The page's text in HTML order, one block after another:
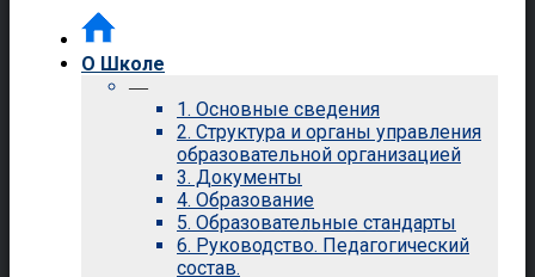
О Школе
—
1. Основные сведения
2. Структура и органы управления
образовательной организацией
3. Документы
4. Образование
5. Образовательные стандарты
6. Руководство. Педагогический
состав.